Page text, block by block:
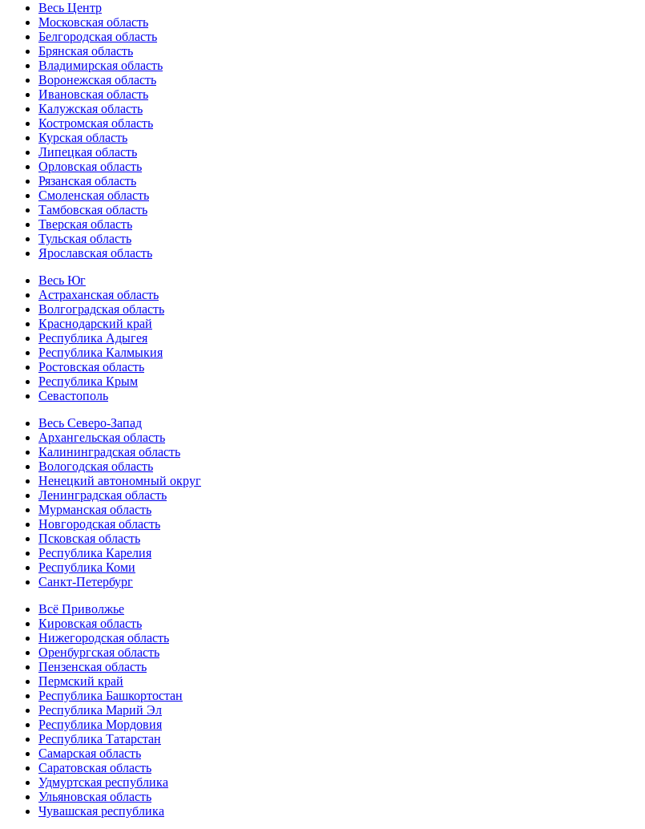
Весь Центр
Московская область
Белгородская область
Брянская область
Владимирская область
Воронежская область
Ивановская область
Калужская область
Костромская область
Курская область
Липецкая область
Орловская область
Рязанская область
Смоленская область
Тамбовская область
Тверская область
Тульская область
Ярославская область
Весь Юг
Астраханская область
Волгоградская область
Краснодарский край
Республика Адыгея
Республика Калмыкия
Ростовская область
Республика Крым
Севастополь
Весь Северо-Запад
Архангельская область
Калининградская область
Вологодская область
Ненецкий автономный округ
Ленинградская область
Мурманская область
Новгородская область
Псковская область
Республика Карелия
Республика Коми
Санкт-Петербург
Всё Приволжье
Кировская область
Нижегородская область
Оренбургская область
Пензенская область
Пермский край
Республика Башкортостан
Республика Марий Эл
Республика Мордовия
Республика Татарстан
Самарская область
Саратовская область
Удмуртская республика
Ульяновская область
Чувашская республика